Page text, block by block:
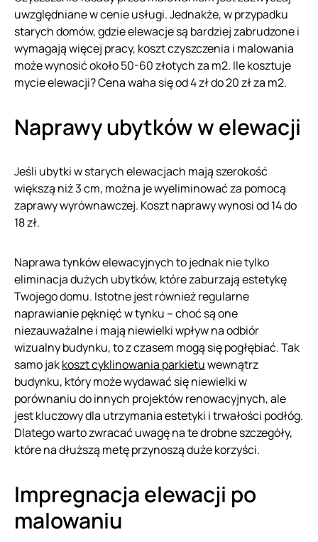
uwzględniane w cenie usługi. Jednakże, w przypadku
starych domów, gdzie elewacje są bardziej zabrudzone i
wymagają więcej pracy, koszt czyszczenia i malowania
może wynosić około 50-60 złotych za m2. Ile kosztuje
mycie elewacji? Cena waha się od 4 zł do 20 zł za m2.
Naprawy ubytków w elewacji
Jeśli ubytki w starych elewacjach mają szerokość
większą niż 3 cm, można je wyeliminować za pomocą
zaprawy wyrównawczej. Koszt naprawy wynosi od 14 do
18 zł.
Naprawa tynków elewacyjnych to jednak nie tylko
eliminacja dużych ubytków, które zaburzają estetykę
Twojego domu. Istotne jest również regularne
naprawianie pęknięć w tynku – choć są one
niezauważalne i mają niewielki wpływ na odbiór
wizualny budynku, to z czasem mogą się pogłębiać. Tak
samo jakkoszt cyklinowania parkietuwewnątrz
budynku, który może wydawać się niewielki w
porównaniu do innych projektów renowacyjnych, ale
jest kluczowy dla utrzymania estetyki i trwałości podłóg.
Dlatego warto zwracać uwagę na te drobne szczegóły,
które na dłuższą metę przynoszą duże korzyści.
Impregnacja elewacji po
malowaniu